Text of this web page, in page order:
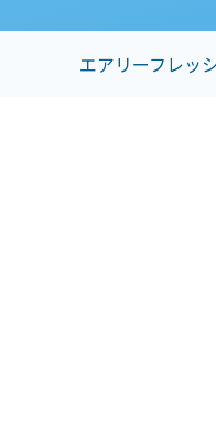
エアリーフレッ